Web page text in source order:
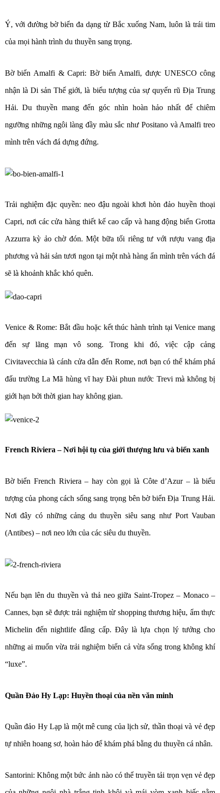
Ý, với đường bờ biển đa dạng từ Bắc xuống Nam, luôn là trái tim
của mọi hành trình du thuyền sang trọng.
Bờ biển Amalfi & Capri: Bờ biển Amalfi, được UNESCO công
nhận là Di sản Thế giới, là biểu tượng của sự quyến rũ Địa Trung
Hải. Du thuyền mang đến góc nhìn hoàn hảo nhất để chiêm
ngưỡng những ngôi làng đầy màu sắc như Positano và Amalfi treo
mình trên vách đá dựng đứng.
Trải nghiệm đặc quyền: neo đậu ngoài khơi hòn đảo huyền thoại
Capri, nơi các cửa hàng thiết kế cao cấp và hang động biển Grotta
Azzurra kỳ ảo chờ đón. Một bữa tối riêng tư với rượu vang địa
phương và hải sản tươi ngon tại một nhà hàng ẩn mình trên vách đá
sẽ là khoảnh khắc khó quên.
Venice & Rome: Bắt đầu hoặc kết thúc hành trình tại Venice mang
đến sự lãng mạn vô song. Trong khi đó, việc cập cảng
Civitavecchia là cánh cửa dẫn đến Rome, nơi bạn có thể khám phá
đấu trường La Mã hùng vĩ hay Đài phun nước Trevi mà không bị
giới hạn bởi thời gian hay không gian.
French Riviera – Nơi hội tụ của giới thượng lưu và biển xanh
Bờ biển French Riviera – hay còn gọi là Côte d’Azur – là biểu
tượng của phong cách sống sang trọng bên bờ biển Địa Trung Hải.
Nơi đây có những cảng du thuyền siêu sang như Port Vauban
(Antibes) – nơi neo lớn của các siêu du thuyền.
Nếu bạn lên du thuyền và thả neo giữa Saint-Tropez – Monaco –
Cannes, bạn sẽ được trải nghiệm từ shopping thương hiệu, ẩm thực
Michelin đến nightlife đẳng cấp. Đây là lựa chọn lý tưởng cho
những ai muốn vừa trải nghiệm biển cả vừa sống trong không khí
“luxe”.
Quần Đảo Hy Lạp: Huyền thoại của nền văn minh
Quần đảo Hy Lạp là một mê cung của lịch sử, thần thoại và vẻ đẹp
tự nhiên hoang sơ, hoàn hảo để khám phá bằng du thuyền cá nhân.
Santorini: Không một bức ảnh nào có thể truyền tải trọn vẹn vẻ đẹp